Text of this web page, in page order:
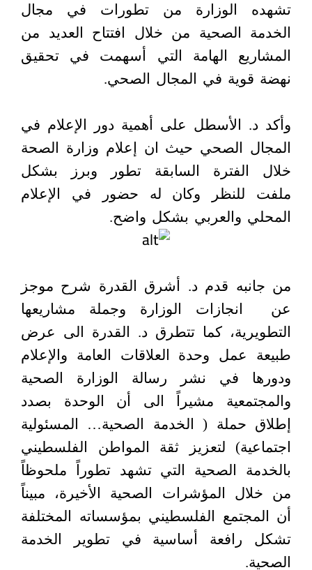
تشهده الوزارة من تطورات في مجال
الخدمة الصحية من خلال افتتاح العديد من
المشاريع الهامة التي أسهمت في تحقيق
نهضة قوية في المجال الصحي.
وأكد د. الأسطل على أهمية دور الإعلام في
المجال الصحي حيث ان إعلام وزارة الصحة
خلال الفترة السابقة تطور وبرز بشكل
ملفت للنظر وكان له حضور في الإعلام
المحلي والعربي بشكل واضح.
من جانبه قدم د. أشرق القدرة شرح موجز
عن
انجازات الوزارة وجملة مشاريعها
التطويرية، كما تتطرق د. القدرة الى عرض
طبيعة عمل وحدة العلاقات العامة والإعلام
ودورها في نشر رسالة الوزارة الصحية
والمجتمعية مشيراً الى أن الوحدة بصدد
إطلاق حملة ( الخدمة الصحية… المسئولية
اجتماعية) لتعزيز ثقة المواطن الفلسطيني
بالخدمة الصحية التي تشهد تطوراً ملحوظاً
من خلال المؤشرات الصحية الأخيرة، مبيناً
أن المجتمع الفلسطيني بمؤسساته المختلفة
تشكل رافعة أساسية في تطوير الخدمة
الصحية.